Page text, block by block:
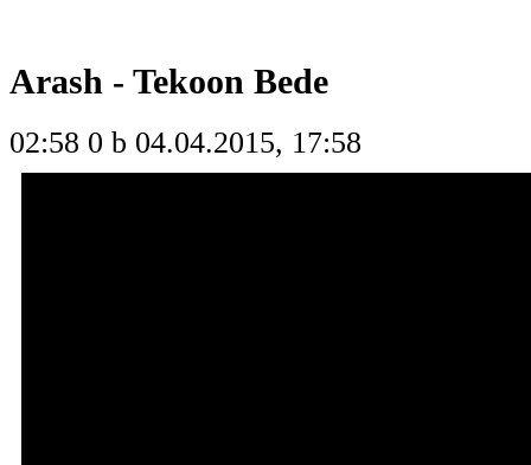
Arash - Tekoon Bede
02:58 0 b 04.04.2015, 17:58